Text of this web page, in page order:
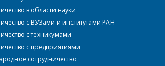
в области науки
с ВУЗами и институтами РАН
с техникумами
с предприятиями
сотрудничество